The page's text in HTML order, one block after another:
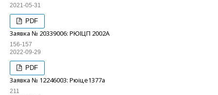
2021-05-31
PDF
Заявка № 20339006: РЮІЦП 2002А
156-157
2022-09-29
PDF
Заявка № 12246003: Рюіце1377а
211